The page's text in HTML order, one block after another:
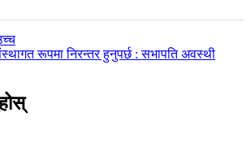
रूपमा निरन्तर हुनुपर्छ : सभापति अवस्थी